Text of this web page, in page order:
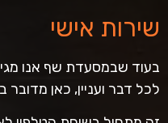
שירות אישי
בעוד שבמסעדת שף אנו
לכל דבר ועניין, כאן מדובר